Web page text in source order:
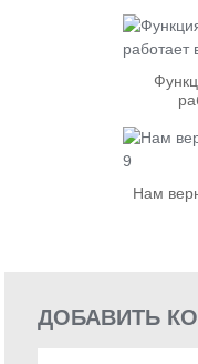
Нам
ДОБАВИТЬ